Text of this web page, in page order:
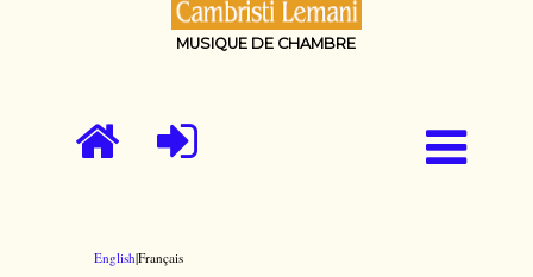
MUSIQUE DE CHAMBRE
English|Français